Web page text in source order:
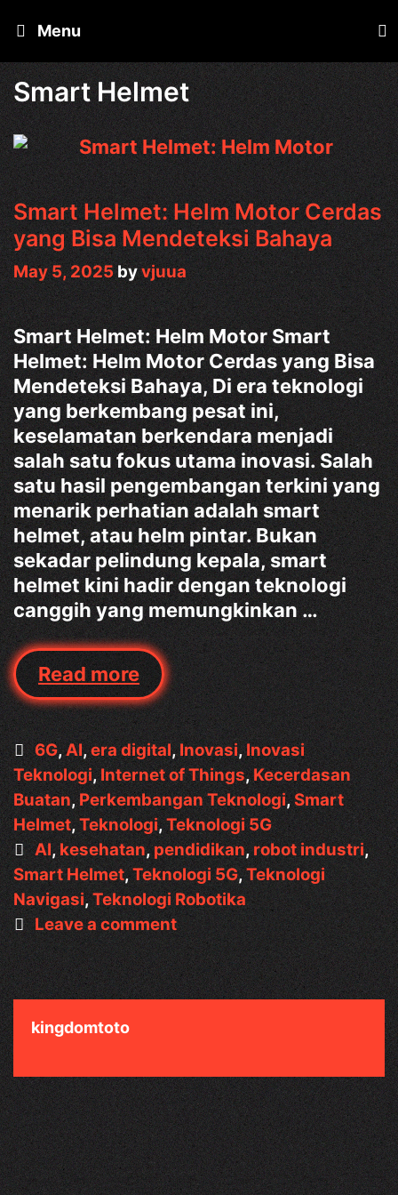
to
content
Menu
Smart Helmet
Smart Helmet: Helm Motor Cerdas
yang Bisa Mendeteksi Bahaya
May 5, 2025byvjuua
Smart Helmet: Helm Motor Smart
Helmet: Helm Motor Cerdas yang Bisa
Mendeteksi Bahaya, Di era teknologi
yang berkembang pesat ini,
keselamatan berkendara menjadi
salah satu fokus utama inovasi. Salah
satu hasil pengembangan terkini yang
menarik perhatian adalah smart
helmet, atau helm pintar. Bukan
sekadar pelindung kepala, smart
helmet kini hadir dengan teknologi
canggih yang memungkinkan …
Read moreSmart
Helmet:
Helm
Motor
Cerdas
yang
Bisa
Mendeteksi
Bahaya
Categories
6G,AI,era digital,Inovasi,Inovasi
Teknologi,Internet of Things,Kecerdasan
Buatan,Perkembangan Teknologi,Smart
Helmet,Teknologi,Teknologi 5G
Tags
AI,kesehatan,pendidikan,robot industri,
Smart Helmet,Teknologi 5G,Teknologi
Navigasi,Teknologi Robotika
Leave a comment
kingdomtoto